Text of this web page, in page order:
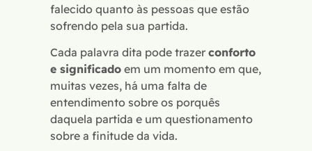
falecido quanto às pessoas que estão
sofrendo pela sua partida.
Cada palavra dita pode trazer conforto
e significado em um momento em que,
muitas vezes, há uma falta de
entendimento sobre os porquês
daquela partida e um questionamento
sobre a finitude da vida.